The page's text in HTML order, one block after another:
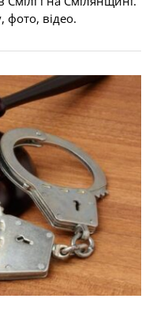
фото, відео.